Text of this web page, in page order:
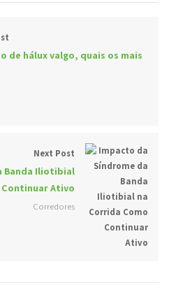
de hálux valgo, quais os mais
Next Post
Banda Iliotibial
Ativo
Corredores